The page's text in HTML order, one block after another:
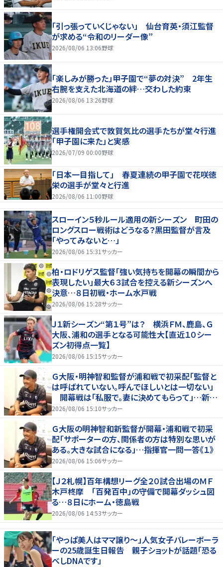
「引っ張っていくじゃない」 仙台育英・須江監督
が求める“令和のリーダー像”
2026/08/06 13:06野球
「楽しみが勝った」甲子園で“夢の対決” 2年生
右腕を支えた北海道の絆…交わした約束
2026/08/06 13:26野球
選手権開会式で敦賀気比の選手たちが堂々行進
「甲子園に来た」と実感
2026/07/09 00:00野球
「日本一目指して」 春夏連続の甲子園で花咲徳
栄の選手が堂々と行進
2026/08/06 11:00野球
スローイン５秒ルール適用の新シーズン 町田の
ロングスロー戦術はどうなる？黒田監督が言及
「やってみないと…」
2026/08/06 15:31サッカー
柏・ロドリゲス監督「強い気持ちを開幕の瞬間から
表現したい」最大６３試合を控える新シーズンへ
決意…８日初戦・ホーム水戸戦
2026/08/06 15:28サッカー
Ｊ１新シーズン“第１号”は？ 横浜ＦＭ、鹿島、Ｇ
大阪、浦和の選手となる可能性大【直近１０シー
ズン初得点一覧】
2026/08/06 15:15サッカー
Ｇ大阪・明神智和監督が浦和戦で初采配「監督と
は呼ばれていない。呼んでほしいとは一切ない」
開幕戦は「私服で。妻に決めてもらって」…新指
揮官の一問一答《２》
2026/08/06 15:10サッカー
Ｇ大阪の明神智和新監督が開幕・浦和戦で初采
配「サポーターの方、関係者の方は特別な思いが
ある。大きな試合になる」…指揮官一問一答《１》
2026/08/06 15:06サッカー
【Ｊ２札幌】百年構想リーグ全２０試合出場のＭＦ
木戸柊摩 「百発百中」の守備で開幕ダッシュ図
る…８日にホーム・徳島戦
2026/08/06 14:53サッカー
「やっぱ美人はママ譲り～」人気女子バレーボーラ
ーの25歳誕生日報告 親子ショットが話題「恐る
べしDNAです」